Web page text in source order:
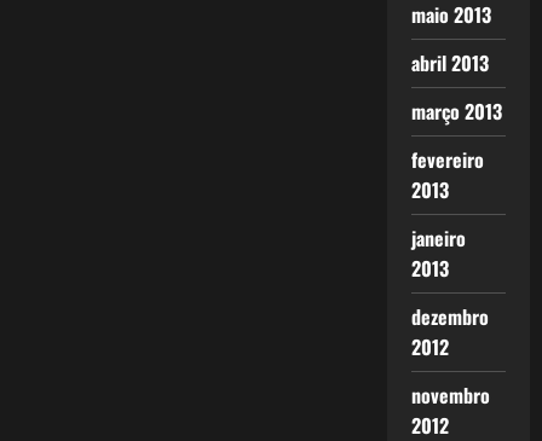
maio 2013
abril 2013
março 2013
fevereiro
2013
janeiro
2013
dezembro
2012
novembro
2012